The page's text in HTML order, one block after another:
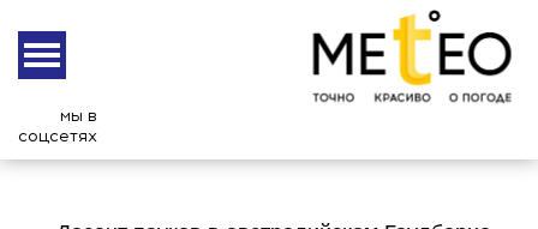
мы в
соцсетях